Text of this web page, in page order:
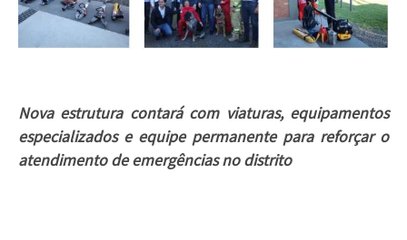
Nova estrutura contará com viaturas, equipamentos
especializados e equipe permanente para reforçar o
atendimento de emergências no distrito